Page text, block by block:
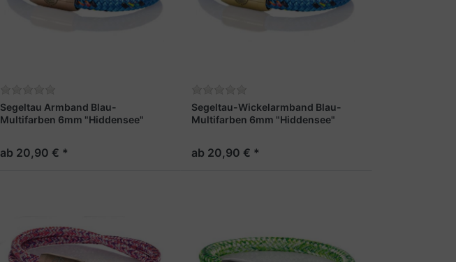
Segeltau Armband Blau-
Multifarben 6mm "Hiddensee"
ab 20,90 € *
Segeltau-Wickelarmband Blau-
Multifarben 6mm "Hiddensee"
ab 20,90 € *